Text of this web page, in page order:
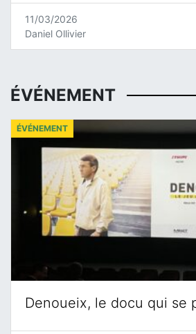
11/03/2026
Daniel Ollivier
ÉVÉNEMENT
Denoueix, le docu qui se
ÉVÉNEMENT